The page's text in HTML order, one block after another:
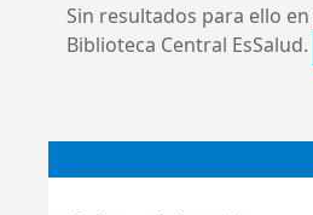
Sin resultados para ello
Biblioteca Central EsSalud.